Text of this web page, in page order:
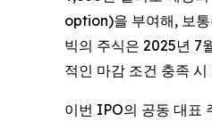
option)을 부여해, 보통
빅의 주식은 2025년 7
적인 마감 조건 충족 시
이번 IPO의 공동 대